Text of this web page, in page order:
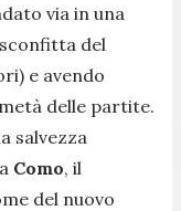
via in una
del
e avendo
delle partite.
salvezza
Como, il
del nuovo